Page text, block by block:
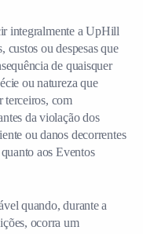
integralmente a UpHill
custos ou despesas que
de quaisquer
ou natureza que
terceiros, com
da violação dos
ou danos decorrentes
aos Eventos
quando, durante a
ocorra um